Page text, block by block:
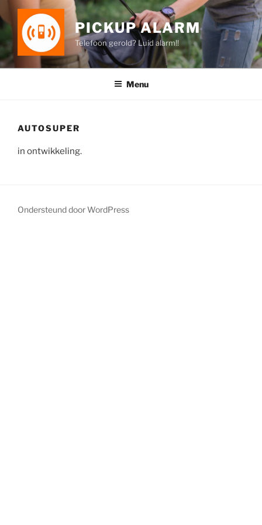
naar
inhoud
PICKUP ALARM
Telefoon gerold? Luid alarm!!
Menu
AUTOSUPER
in ontwikkeling.
Ondersteund door WordPress